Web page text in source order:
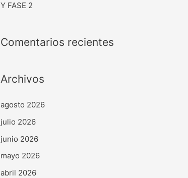
Y FASE 2
Comentarios recientes
Archivos
agosto 2026
julio 2026
junio 2026
mayo 2026
abril 2026